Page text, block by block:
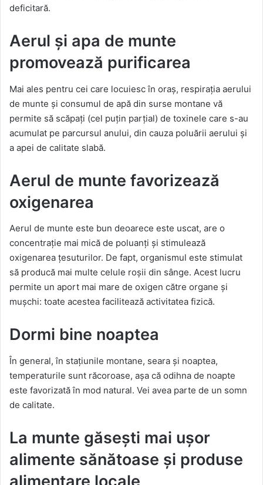
deficitară.
Aerul și apa de munte
promovează purificarea
Mai ales pentru cei care locuiesc în oraș, respirația aerului
de munte și consumul de apă din surse montane vă
permite să scăpați (cel puțin parțial) de toxinele care s-au
acumulat pe parcursul anului, din cauza poluării aerului și
a apei de calitate slabă.
Aerul de munte favorizează
oxigenarea
Aerul de munte este bun deoarece este uscat, are o
concentrație mai mică de poluanți și stimulează
oxigenarea țesuturilor. De fapt, organismul este stimulat
să producă mai multe celule roșii din sânge. Acest lucru
permite un aport mai mare de oxigen către organe și
mușchi: toate acestea facilitează activitatea fizică.
Dormi bine noaptea
În general, în stațiunile montane, seara și noaptea,
temperaturile sunt răcoroase, așa că odihna de noapte
este favorizată în mod natural. Vei avea parte de un somn
de calitate.
La munte găsești mai ușor
alimente sănătoase și produse
alimentare locale